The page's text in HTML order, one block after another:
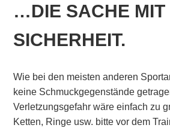
…DIE SACHE MIT
SICHERHEIT.
Wie bei den meisten anderen
keine Schmuckgegenstände
Verletzungsgefahr wäre einfach zu
Ketten, Ringe usw. bitte vor dem